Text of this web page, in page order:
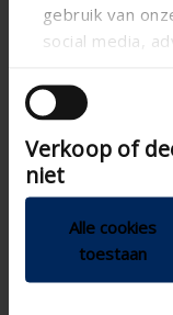
gebruik van
social media,
andere
die ze hebben
van hun
Verkoop of
niet
Alle cookies
toestaan
Technische
Control